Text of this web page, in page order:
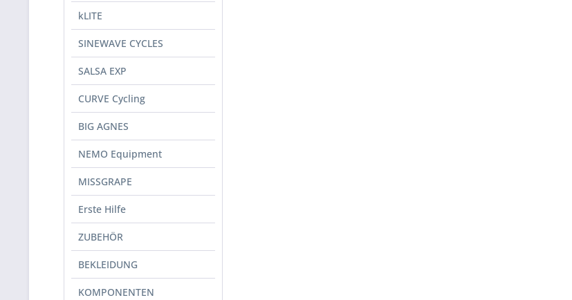
kLITE
SINEWAVE CYCLES
SALSA EXP
CURVE Cycling
BIG AGNES
NEMO Equipment
MISSGRAPE
Erste Hilfe
ZUBEHÖR
BEKLEIDUNG
KOMPONENTEN